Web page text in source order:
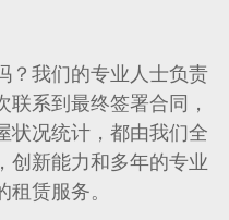
？我们的专业人士负责
系到最终签署合同，
状况统计，都由我们全
创新能力和多年的专业
赁服务。